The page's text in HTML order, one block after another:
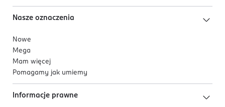
Nasze oznaczenia
Nowe
Mega
Mam więcej
Pomagamy jak umiemy
Informacje prawne